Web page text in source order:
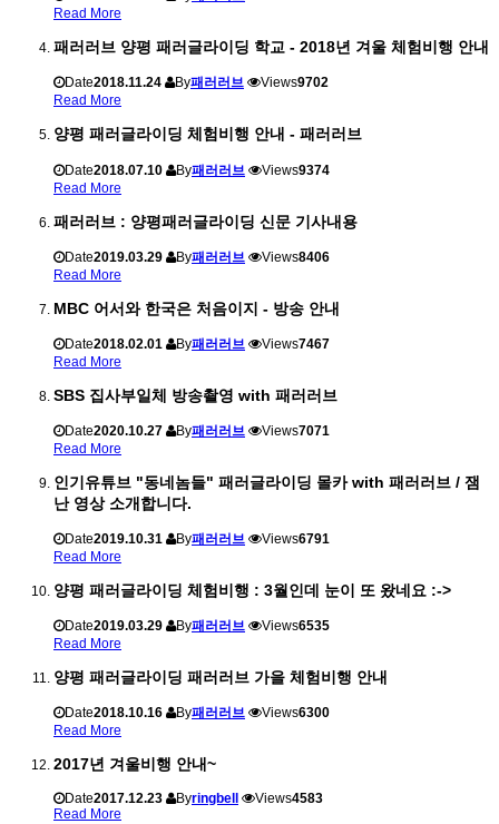
Read More
패러러브 양평 패러글라이딩 학교 - 2018년 겨울 체험비행 안내
Date2018.11.24 By패러러브 Views9702
Read More
양평 패러글라이딩 체험비행 안내 - 패러러브
Date2018.07.10 By패러러브 Views9374
Read More
패러러브 : 양평패러글라이딩 신문 기사내용
Date2019.03.29 By패러러브 Views8406
Read More
MBC 어서와 한국은 처음이지 - 방송 안내
Date2018.02.01 By패러러브 Views7467
Read More
SBS 집사부일체 방송촬영 with 패러러브
Date2020.10.27 By패러러브 Views7071
Read More
인기유튜브 "동네놈들" 패러글라이딩 몰카 with 패러러브 / 잼
난 영상 소개합니다.
Date2019.10.31 By패러러브 Views6791
Read More
양평 패러글라이딩 체험비행 : 3월인데 눈이 또 왔네요 :->
Date2019.03.29 By패러러브 Views6535
Read More
양평 패러글라이딩 패러러브 가을 체험비행 안내
Date2018.10.16 By패러러브 Views6300
Read More
2017년 겨울비행 안내~
Date2017.12.23 Byringbell Views4583
Read More